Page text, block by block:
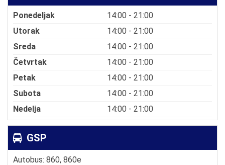
Ponedeljak
14:00 - 21:00
Utorak
14:00 - 21:00
Sreda
14:00 - 21:00
Četvrtak
14:00 - 21:00
Petak
14:00 - 21:00
Subota
14:00 - 21:00
Nedelja
14:00 - 21:00
GSP
Autobus: 860, 860e